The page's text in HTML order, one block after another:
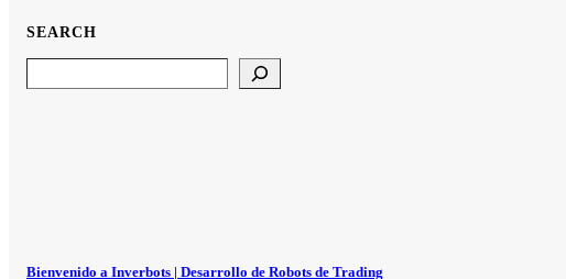
SEARCH
Bienvenido a Inverbots | Desarrollo de Robots de Trading